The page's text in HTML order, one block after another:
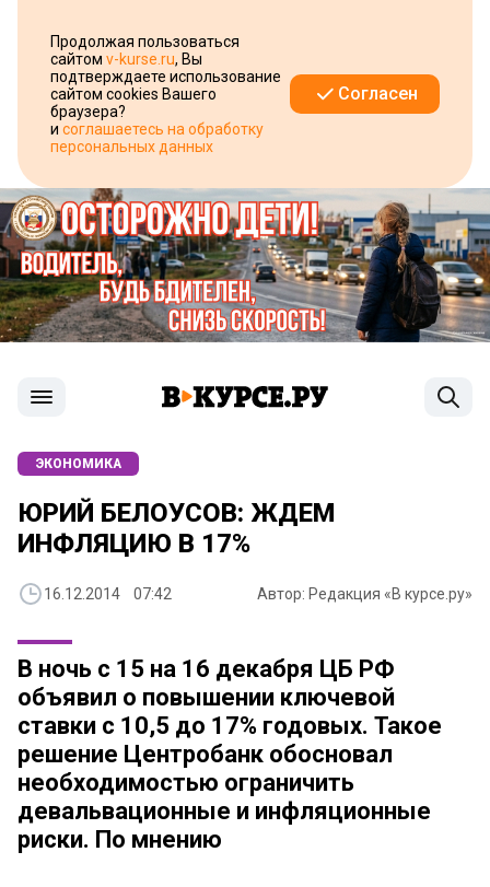
Продолжая пользоваться
сайтом v-kurse.ru, Вы
подтверждаете использование
сайтом cookies Вашего
браузера?
и соглашаетесь на обработку
персональных данных
Согласен
ЭКОНОМИКА
ЮРИЙ БЕЛОУСОВ: ЖДЕМ
ИНФЛЯЦИЮ В 17%
16.12.2014 07:42 Автор: Редакция «В курсе.ру»
В ночь с 15 на 16 декабря ЦБ РФ
объявил о повышении ключевой
ставки с 10,5 до 17% годовых. Такое
решение Центробанк обосновал
необходимостью ограничить
девальвационные и инфляционные
риски. По мнению